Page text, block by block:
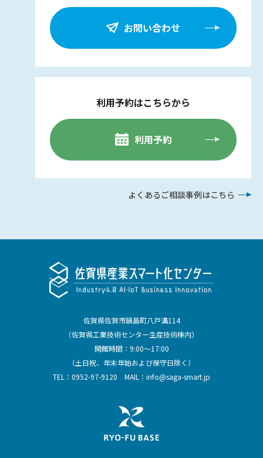
お問い合わせ
利用予約はこちらから
利用予約
よくあるご相談事例はこちら
佐賀県佐賀市鍋島町八戸溝114
（佐賀県工業技術センター生産技術棟内）
開館時間：9:00～17:00
（土日祝、年末年始および保守日除く）
TEL： 0952-97-9120 MAIL： info@saga-smart.jp